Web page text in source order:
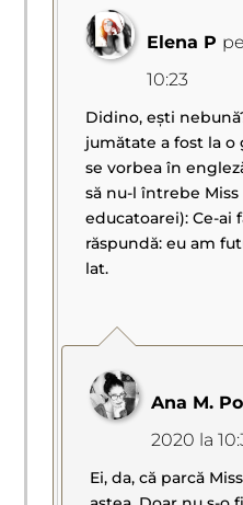
Elena P
10:23
Didino, ești
jumătate a fost la
se vorbea în
să nu-l întrebe Miss
educatoarei): Ce-ai
răspundă: eu am
lat.
Ana M.
2020 la
Ei, da, că parcă